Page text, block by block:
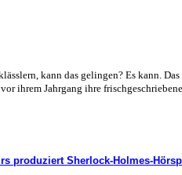
kann das gelingen? Es kann.
ihrem Jahrgang ihre
produziert Sherlock-Holmes-